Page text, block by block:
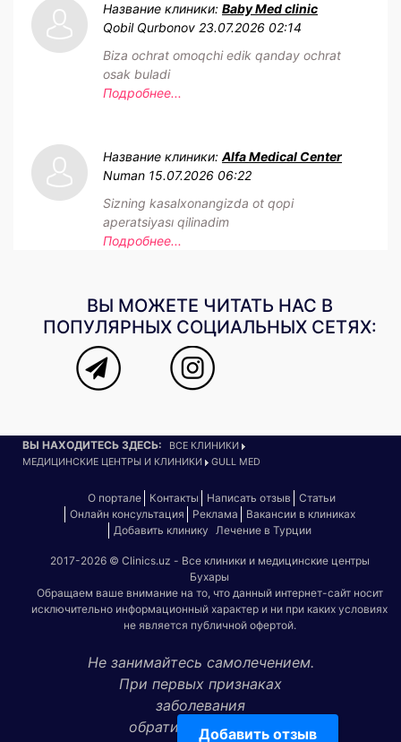
Добавить отзыв
Название клиники: Baby Med clinic
Qobil Qurbonov 23.07.2026 02:14
Biza ochrat omoqchi edik qanday ochrat
osak buladi
Подробнее...
Название клиники: Alfa Medical Center
Numan 15.07.2026 06:22
Sizning kasalxonangizda ot qopi
aperatsiyası qilinadim
Подробнее...
ВЫ МОЖЕТЕ ЧИТАТЬ НАС В
ПОПУЛЯРНЫХ СОЦИАЛЬНЫХ СЕТЯХ:
ВЫ НАХОДИТЕСЬ ЗДЕСЬ:
ВСЕ КЛИНИКИ
МЕДИЦИНСКИЕ ЦЕНТРЫ И КЛИНИКИ
GULL MED
О портале Контакты Написать отзыв
Статьи
Онлайн консультация
Реклама
Вакансии в клиниках
Добавить клинику Лечение в Турции
2017-2026 © Clinics.uz - Все клиники и медицинские центры
Бухары
Обращаем ваше внимание на то, что данный интернет-сайт носит
исключительно информационный характер и ни при каких условиях
не является публичной офертой.
Не занимайтесь самолечением.
При первых признаках
заболевания
обратитесь к врачу!